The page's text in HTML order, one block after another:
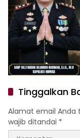
Tinggalkan
Alamat email Anda
wajib ditandai *